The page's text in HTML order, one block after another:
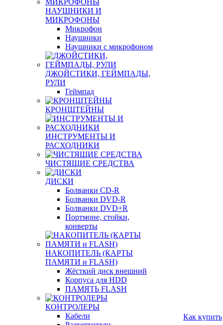
КОЛОНКИ
НАУШНИКИ И
МИКРОФОНЫ
Микрофон
Наушники
Наушники с микрофоном
ДЖОЙСТИКИ, ГЕЙМПАДЫ,
РУЛИ
Геймпад
КРОНШТЕЙНЫ
ИНСТРУМЕНТЫ И
РАСХОДНИКИ
ЧИСТЯЩИЕ СРЕДСТВА
ДИСКИ
Болванки CD-R
Болванки DVD-R
Болванки DVD+R
Портмоне, стойки,
конверты
НАКОПИТЕЛЬ (КАРТЫ
ПАМЯТИ и FLASH)
Жёсткий диск внешний
Корпуса для HDD
ПАМЯТЬ FLASH
Как купить